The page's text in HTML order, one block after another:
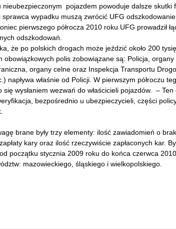
nieubezpieczonym pojazdem powoduje dalsze skutki
sprawca wypadku muszą zwrócić UFG
pierwszego półrocza 2010 roku UFG prowadził
odszkodowań.
że po polskich drogach może jeździć około 200
polis zobowiązane są: Policja, organy
organy celne oraz Inspekcja Transportu
napływa właśnie od Policji. W pierwszym półroczu
się wysłaniem wezwań do właścicieli pojazdów. –
bezpośrednio u ubezpieczycieli, części
brane były trzy elementy: ilość zawiadomień o
kary oraz ilość rzeczywiście zapłaconych kar.
początku stycznia 2009 roku do końca czerwca
mazowieckiego, śląskiego i wielkopolskiego.